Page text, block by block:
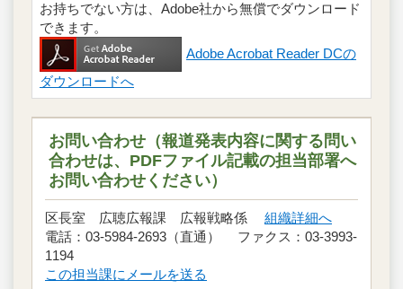
お持ちでない方は、Adobe社から無償でダウンロード
できます。
Adobe Acrobat Reader DCの
ダウンロードへ
お問い合わせ（報道発表内容に関する問い
合わせは、PDFファイル記載の担当部署へ
お問い合わせください）
区長室 広聴広報課 広報戦略係 組織詳細へ
電話：03-5984-2693（直通） ファクス：03-3993-
1194
この担当課にメールを送る